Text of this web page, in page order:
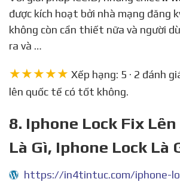
được kích hoạt bởi nhà mạng đăng
không còn cần thiết nữa và người
ra và …
★★★★★ Xếp hạng: 5 · 2 đánh
lên quốc tế có tốt không.
8. Iphone Lock Fix
Là Gì, Iphone Lock Là